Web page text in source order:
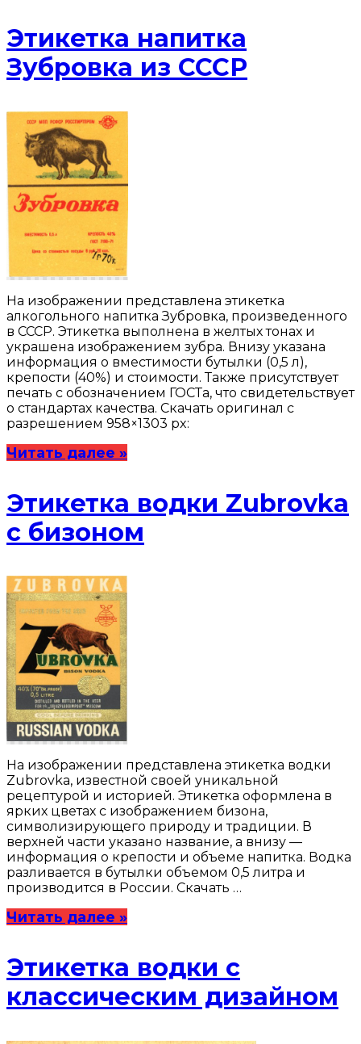
Этикетка напитка
Зубровка из СССР
На изображении представлена этикетка
алкогольного напитка Зубровка, произведенного
в СССР. Этикетка выполнена в желтых тонах и
украшена изображением зубра. Внизу указана
информация о вместимости бутылки (0,5 л),
крепости (40%) и стоимости. Также присутствует
печать с обозначением ГОСТа, что свидетельствует
о стандартах качества. Скачать оригинал с
разрешением 958×1303 px:
Читать далее »
Этикетка водки Zubrovka
с бизоном
На изображении представлена этикетка водки
Zubrovka, известной своей уникальной
рецептурой и историей. Этикетка оформлена в
ярких цветах с изображением бизона,
символизирующего природу и традиции. В
верхней части указано название, а внизу —
информация о крепости и объеме напитка. Водка
разливается в бутылки объемом 0,5 литра и
производится в России. Скачать …
Читать далее »
Этикетка водки с
классическим дизайном